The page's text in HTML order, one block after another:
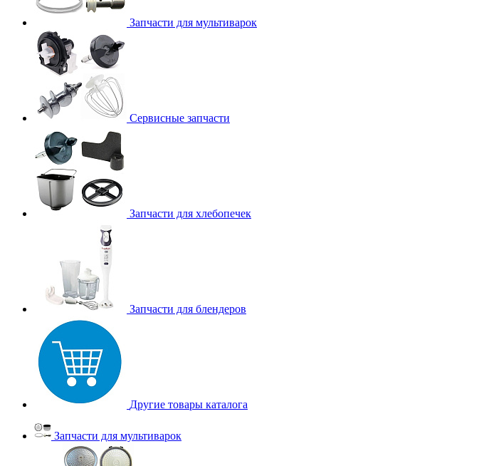
Запчасти для мультиварок
Сервисные запчасти
Запчасти для хлебопечек
Запчасти для блендеров
Другие товары каталога
Запчасти для мультиварок